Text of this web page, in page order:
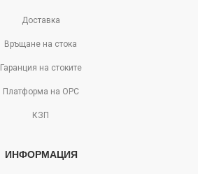
Доставка
Връщане на стока
Гаранция на стоките
Платформа на ОРС
КЗП
ИНФОРМАЦИЯ